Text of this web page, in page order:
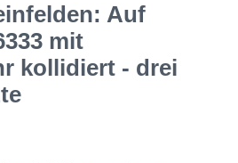
Auf
mit
kollidiert - drei